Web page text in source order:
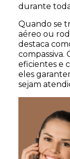
durante
Quando se
aéreo ou
destaca
compassiva.
eficientes e
eles
sejam